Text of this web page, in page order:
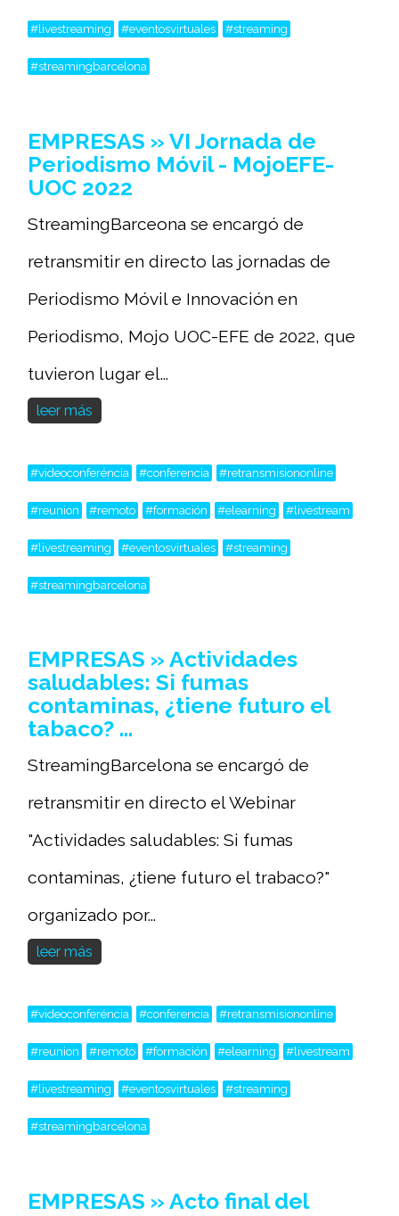
#livestreaming #eventosvirtuales #streaming
#streamingbarcelona
EMPRESAS » VI Jornada de
Periodismo Móvil - MojoEFE-
UOC 2022
StreamingBarceona se encargó de
retransmitir en directo las jornadas de
Periodismo Móvil e Innovación en
Periodismo, Mojo UOC-EFE de 2022, que
tuvieron lugar el...
leer más
#videoconferéncia #conferencia #retransmisiononline
#reunion #remoto #formación #elearning #livestream
#livestreaming #eventosvirtuales #streaming
#streamingbarcelona
EMPRESAS » Actividades
saludables: Si fumas
contaminas, ¿tiene futuro el
tabaco? …
StreamingBarcelona se encargó de
retransmitir en directo el Webinar
"Actividades saludables: Si fumas
contaminas, ¿tiene futuro el trabaco?"
organizado por...
leer más
#videoconferéncia #conferencia #retransmisiononline
#reunion #remoto #formación #elearning #livestream
#livestreaming #eventosvirtuales #streaming
#streamingbarcelona
EMPRESAS » Acto final del